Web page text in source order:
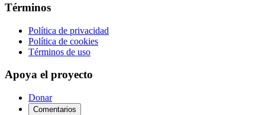
Términos
Política de privacidad
Política de cookies
Términos de uso
Apoya el proyecto
Donar
Comentarios